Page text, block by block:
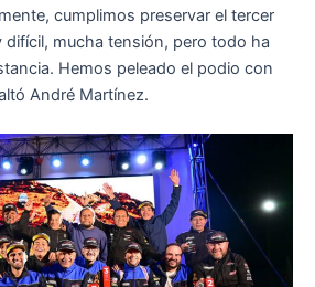
cumplimos preservar el tercer
mucha tensión, pero todo ha
Hemos peleado el podio con
André Martínez.